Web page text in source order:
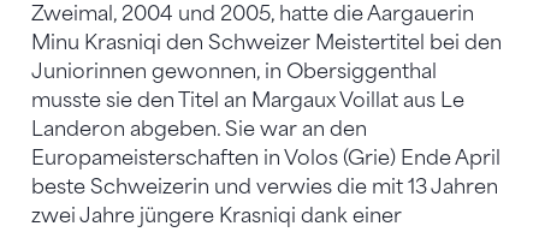
Zweimal, 2004 und 2005, hatte die Aargauerin
Minu Krasniqi den Schweizer Meistertitel bei den
Juniorinnen gewonnen, in Obersiggenthal
musste sie den Titel an Margaux Voillat aus Le
Landeron abgeben. Sie war an den
Europameisterschaften in Volos (Grie) Ende April
beste Schweizerin und verwies die mit 13 Jahren
zwei Jahre jüngere Krasniqi dank einer